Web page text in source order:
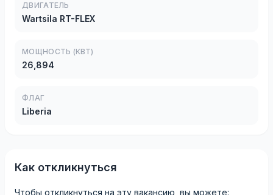
ДВИГАТЕЛЬ
Wartsila RT-FLEX
МОЩНОСТЬ (КВТ)
26,894
ФЛАГ
Liberia
Как откликнуться
Чтобы откликнуться на эту вакансию, вы можете: